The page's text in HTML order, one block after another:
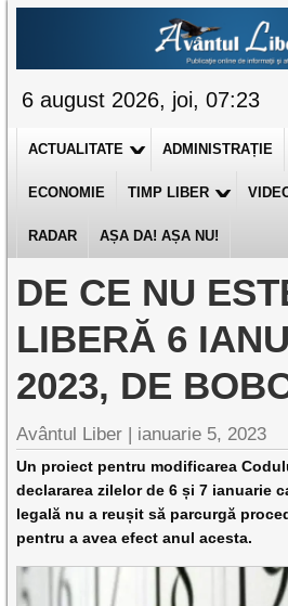
6 august 2026, joi, 07:23
ACTUALITATE ADMINISTRAȚIE
ECONOMIE TIMP LIBER
RADAR AȘA DA! AȘA NU!
DE CE NU
LIBERĂ 6
2023, DE
Avântul Liber | ianuarie 5, 2023
Un proiect pentru modificarea
declararea zilelor de 6 și 7 ianuarie
legală nu a reușit să parcurgă
pentru a avea efect anul acesta.